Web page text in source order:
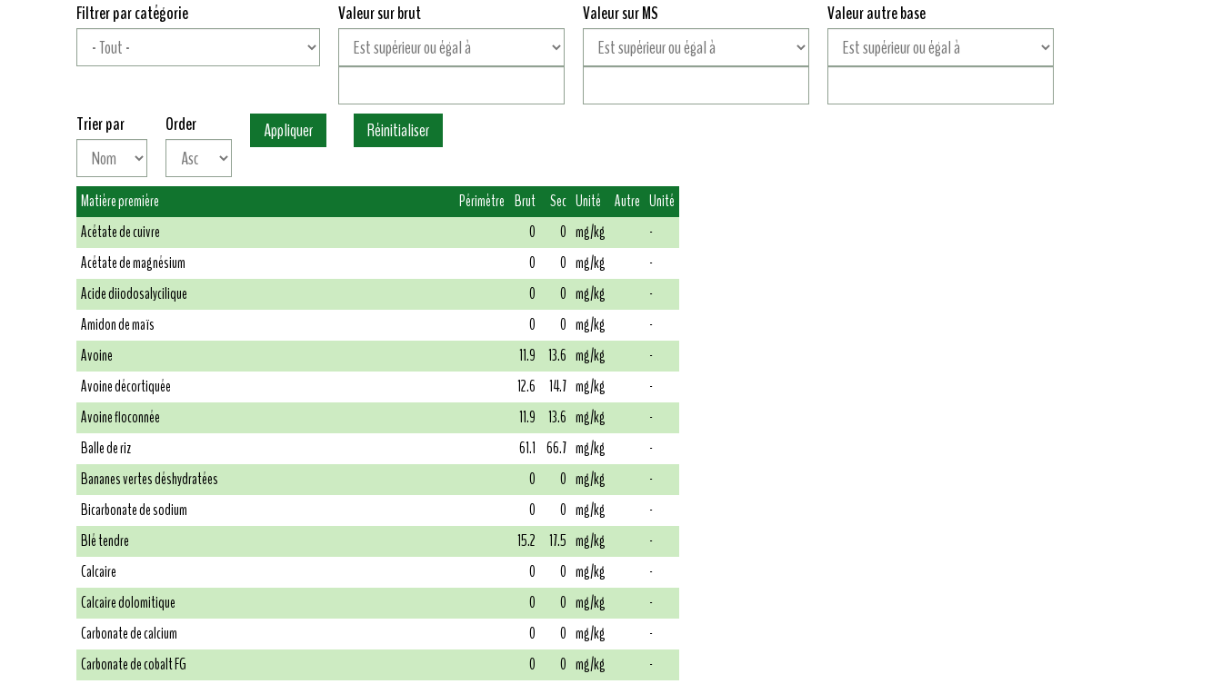
Filtrer par catégorie
Valeur sur brut Valeur sur MS Valeur autre base
Trier par Order
Matière première Périmètre Brut Sec Unité Autre Unité
Acétate de cuivre
0 0 mg/kg
-
Acétate de magnésium
0 0 mg/kg
-
Acide diiodosalycilique
0 0 mg/kg
-
Amidon de maïs
0 0 mg/kg
-
Avoine
11.9 13.6 mg/kg
-
Avoine décortiquée
12.6 14.7 mg/kg
-
Avoine floconnée
11.9 13.6 mg/kg
-
Balle de riz
61.1 66.7 mg/kg
-
Bananes vertes déshydratées
0 0 mg/kg
-
Bicarbonate de sodium
0 0 mg/kg
-
Blé tendre
15.2 17.5 mg/kg
-
Calcaire
0 0 mg/kg
-
Calcaire dolomitique
0 0 mg/kg
-
Carbonate de calcium
0 0 mg/kg
-
Carbonate de cobalt FG
0 0 mg/kg
-